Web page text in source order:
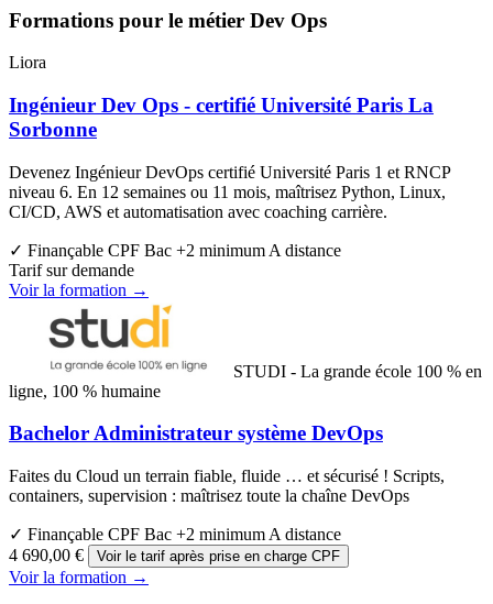
Formations pour le métier Dev Ops
Liora
Ingénieur Dev Ops - certifié Université Paris La
Sorbonne
Devenez Ingénieur DevOps certifié Université Paris 1 et RNCP
niveau 6. En 12 semaines ou 11 mois, maîtrisez Python, Linux,
CI/CD, AWS et automatisation avec coaching carrière.
✓ Finançable CPF Bac +2 minimum A distance
Tarif sur demande
Voir la formation →
STUDI - La grande école 100 % en
ligne, 100 % humaine
Bachelor Administrateur système DevOps
Faites du Cloud un terrain fiable, fluide … et sécurisé ! Scripts,
containers, supervision : maîtrisez toute la chaîne DevOps
✓ Finançable CPF Bac +2 minimum A distance
4 690,00 €
Voir le tarif après prise en charge CPF
Voir la formation →